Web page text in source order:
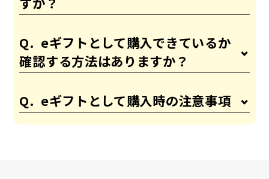
eギフトとして購入できているか
確認する方法はありますか？
eギフトとして購入時の注意事項